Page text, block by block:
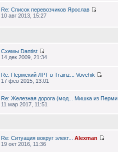
Re: Список перевозчиков Ярослав
10 авг 2013, 15:27
Схемы Dantist
14 дек 2009, 21:34
Re: Пермский ЛРТ в Trainz...
Vovchik
17 фев 2015, 13:01
Re: Железная дорога (мод...
Мишка из Перми
11 мар 2017, 11:51
Re: Ситуация вокруг элект...
Alexman
19 окт 2016, 11:36